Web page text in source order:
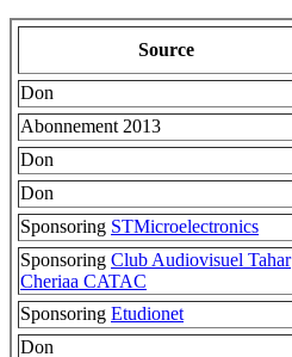
Source
Don
Abonnement 2013
Don
Don
Sponsoring STMicroelectronics
Sponsoring Club Audiovisuel Tahar
Cheriaa CATAC
Sponsoring Etudionet
Don